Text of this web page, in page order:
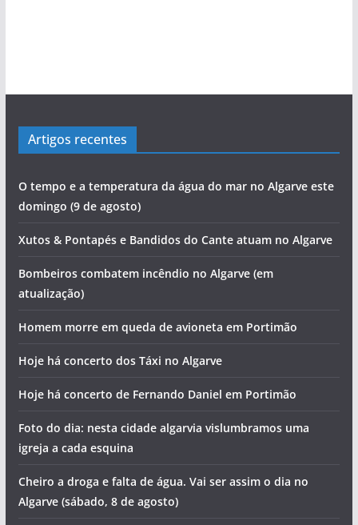
Artigos recentes
O tempo e a temperatura da água do mar no Algarve este
domingo (9 de agosto)
Xutos & Pontapés e Bandidos do Cante atuam no Algarve
Bombeiros combatem incêndio no Algarve (em
atualização)
Homem morre em queda de avioneta em Portimão
Hoje há concerto dos Táxi no Algarve
Hoje há concerto de Fernando Daniel em Portimão
Foto do dia: nesta cidade algarvia vislumbramos uma
igreja a cada esquina
Cheiro a droga e falta de água. Vai ser assim o dia no
Algarve (sábado, 8 de agosto)